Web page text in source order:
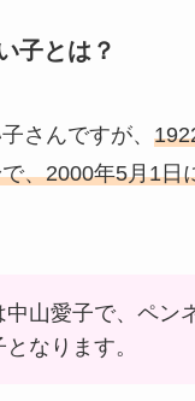
子とは？
さんですが、
、2000年5月1日
中山愛子で、ペン
なります。